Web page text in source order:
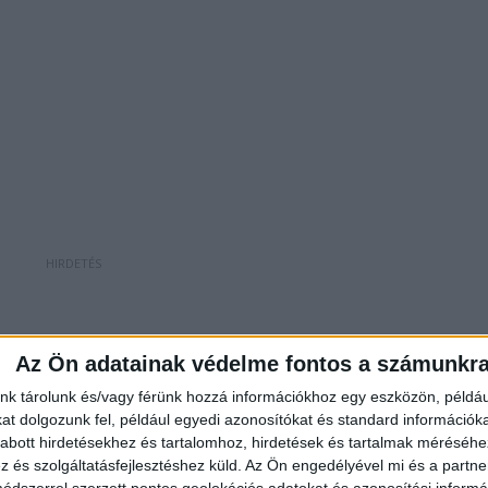
Az Ön adatainak védelme fontos a
tárolunk és/vagy férünk hozzá információkhoz egy eszközön,
dolgozunk fel, például egyedi azonosítókat és standard
hirdetésekhez és tartalomhoz, hirdetések és tartalmak
és szolgáltatásfejlesztéshez küld. Az Ön engedélyével mi és a
10-20 perces késésekre kellett számítaniuk, a
és Vác között S70-es vonatként
állomáson és megállóhelyen megálltak. A Nyugati
es vonat (2318) Vácig S70-es vonatként (2428)